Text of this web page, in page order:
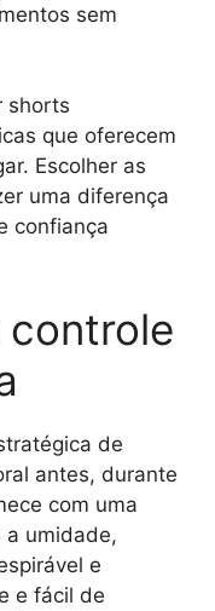
sem
shorts
que oferecem
Escolher as
uma diferença
confiança
controle
de
antes, durante
com uma
a umidade,
e
e fácil de